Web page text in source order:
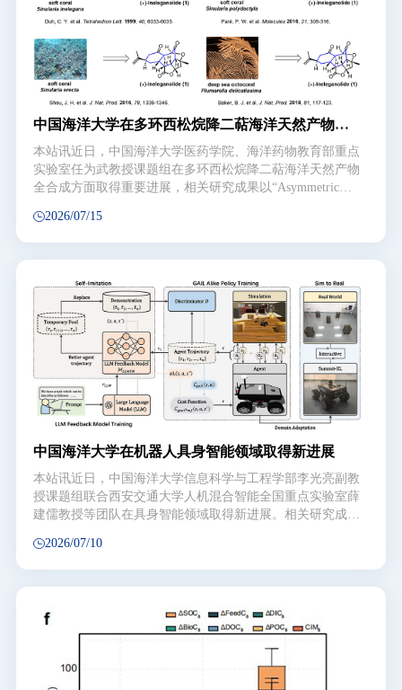
合性期刊Advanced Science和生物材料领域Top期刊Acta
Biomaterialia上。图1. 二硫键介导的海洋粘附蛋白Sbp9∆自
组装机制研究。a）海洋粘附生物；b）含EGF结构域的海洋
粘附蛋白；c）Sbp9∆二级结构组成；d）TEM图像；e）
SAXS曲线及拟合模型；f）二硫键介导的蛋白组装示意图。
图2. 酪氨酸驱动的海洋粘附蛋白TSRL自组装。i）含TSP-1
结构域的海洋粘附蛋白；ii）自组装涂层表征；iii）π-π和阳
离子-π相互作用介导的蛋白自组装
中国海洋大学在多环西松烷降二萜海洋天然产物的
不对称全合成领域取得新进展
本站讯近日，中国海洋大学医药学院、海洋药物教育部重点
实验室任为武教授课题组在多环西松烷降二萜海洋天然产物
全合成方面取得重要进展，相关研究成果以“Asymmetric
对称全合成）为题，发表在国际知名学术期刊Angewandte
Chemie International Edition（《德国应用化学》）。图1
Ineleganolide的分离工作报道天然产物结构的复杂性、多样
性与生物活性的特异性，共同赋予其独特的研究价值，成为
推动药物研发、合成策略创新及生命科学研究的核心驱动
力。多环西松烷二萜与降二萜是一类重要的海洋天然产物，
软珊瑚为其最主要的生物来源。该类分子普遍具有高度氧化
的复杂稠环骨架，且大多展现出优异的抗肿瘤药理活性，近
三十年来一直是合成领域的前沿研究方向。Ineleganolide是
此类天然产物中最具代表性的分子之一，于1999年从软珊瑚
Sinularia inelegans中分离得到，随后陆续有数个课题组完成
对其分离工作（图1）。生物活性实验证实，inelega
2026/07/15
中国海洋大学在机器人具身智能领域取得新进展
本站讯近日，中国海洋大学信息科学与工程学部李光亮副教
授课题组联合西安交通大学人机混合智能全国重点实验室薛
建儒教授等团队在具身智能领域取得新进展。相关研究成果
Language Model Feedback for Robot Control and
Navigation（基于大语言模型反馈生成对抗自模仿学习的机
器人控制与导航）为题发表于IEEE Transactions on
Robotics为机器人学领域公认的三大顶级期刊（Science
现上同时推动机器人学的进步，对机器人领域学术研究和工
2026/07/10